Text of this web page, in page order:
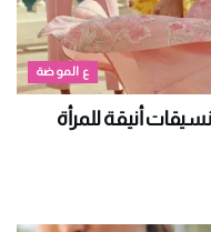
ع الموضة
وتنسيقات أنيقة للمرأة